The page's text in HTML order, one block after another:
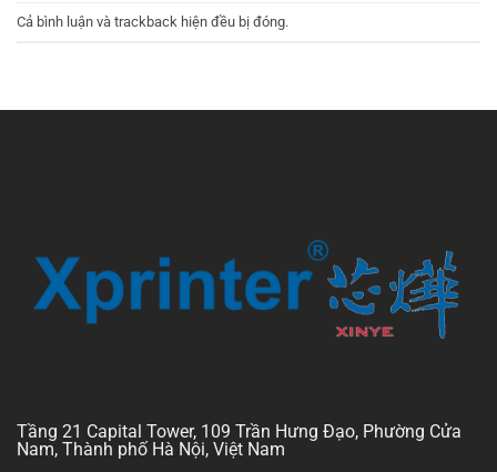
Cả bình luận và trackback hiện đều bị đóng.
Tầng 21 Capital Tower, 109 Trần Hưng Đạo, Phường Cửa
Nam, Thành phố Hà Nội, Việt Nam